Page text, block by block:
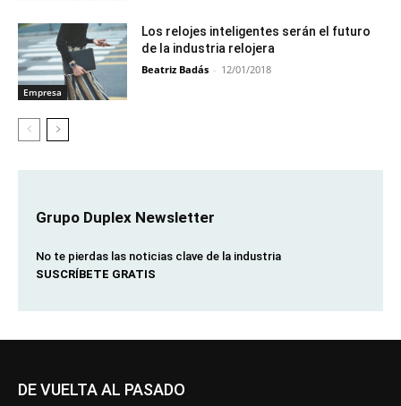
Empresa
Los relojes inteligentes serán el futuro
de la industria relojera
Beatriz Badás - 12/01/2018
Grupo Duplex Newsletter
No te pierdas las noticias clave de la industria
SUSCRÍBETE GRATIS
DE VUELTA AL PASADO